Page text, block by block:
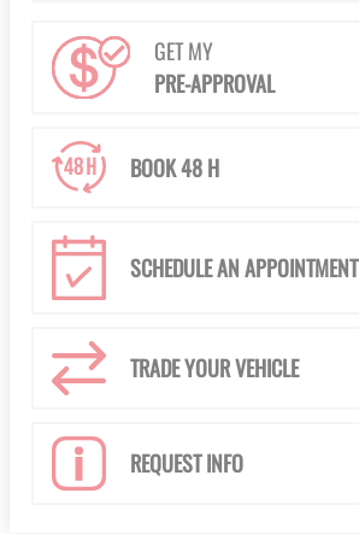
GET MY
PRE-APPROVAL
BOOK 48 H
SCHEDULE AN APPOINTMENT
TRADE YOUR VEHICLE
REQUEST INFO